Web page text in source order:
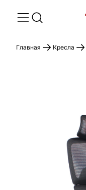
Главная Кресла